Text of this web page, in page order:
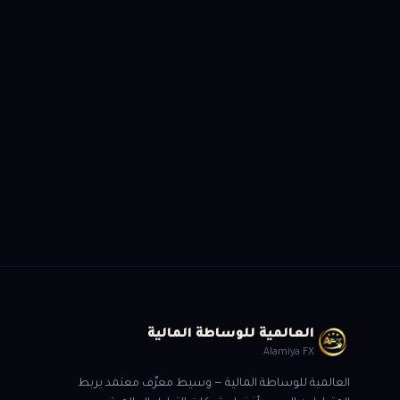
العالمية للوساطة المالية
Alamiya FX
العالمية للوساطة المالية — وسيط معرِّف معتمد يربط